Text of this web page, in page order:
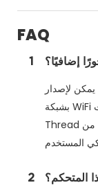
FAQ
1 إضافيًا؟
يمكن لإصدار Matter عبر شبكة WiFi الاتصال مباشرةً
بشبكة WiFi بتردد 2.4 جيجاهرتز. قد تتطلب بعض تطبيقات
Thread جهاز توجيه حدودي متوافق من Thread، وذلك
2 المتحكم؟